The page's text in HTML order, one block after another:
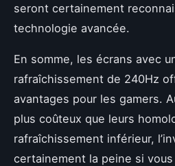
seront certainement
technologie avancée.
En somme, les écrans avec
rafraîchissement de 240Hz
avantages pour les gamers.
plus coûteux que leurs
rafraîchissement inférieur,
certainement la peine si